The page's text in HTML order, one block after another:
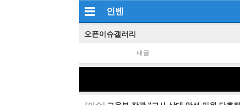
인벤
오픈이슈갤러리
내글